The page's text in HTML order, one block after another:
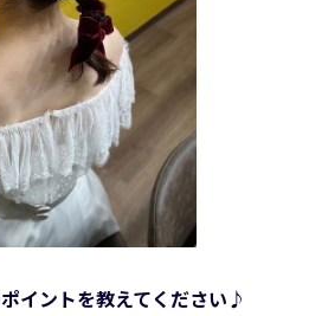
イントを教えてください♪